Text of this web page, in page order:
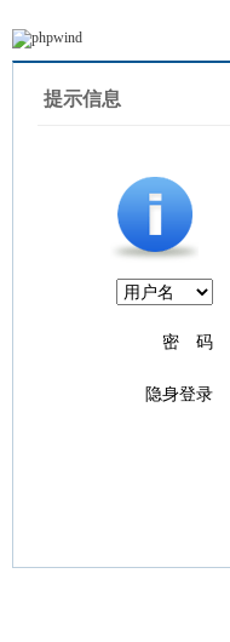
提示信息
密 码
隐身登录